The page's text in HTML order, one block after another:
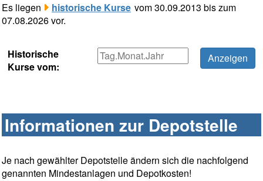
Es liegen
historische Kurse vom 30.09.2013 bis zum
07.08.2026 vor.
Historische
Kurse vom:
Informationen zur Depotstelle
Je nach gewählter Depotstelle ändern sich die nachfolgend
genannten Mindestanlagen und Depotkosten!